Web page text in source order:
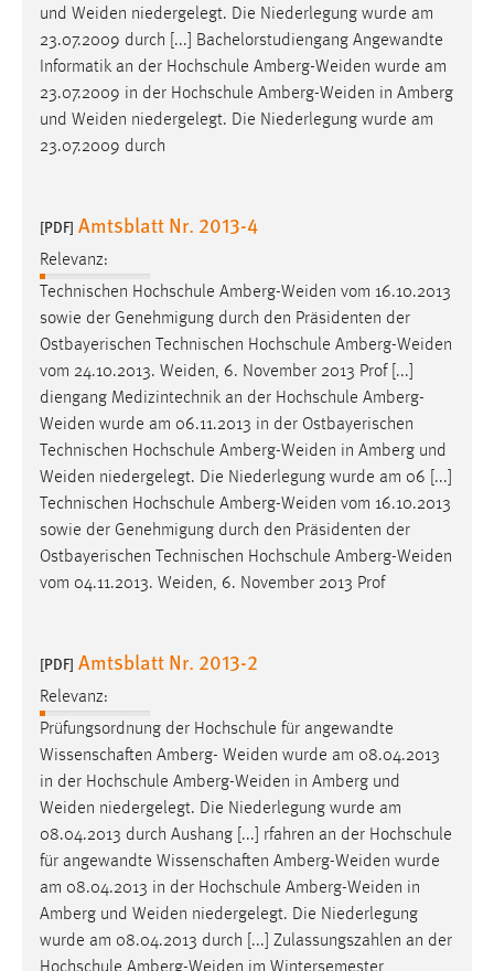
und Weiden niedergelegt. Die Niederlegung wurde am
23.07.2009 durch [...] Bachelorstudiengang Angewandte
Informatik an der Hochschule Amberg-Weiden wurde am
23.07.2009 in der Hochschule Amberg-Weiden in Amberg
und Weiden niedergelegt. Die Niederlegung wurde am
23.07.2009 durch
[PDF] Amtsblatt Nr. 2013-4
Relevanz:
Technischen Hochschule Amberg-Weiden vom 16.10.2013
sowie der Genehmigung durch den Präsidenten der
Ostbayerischen Technischen Hochschule Amberg-Weiden
vom 24.10.2013. Weiden, 6. November 2013 Prof [...]
diengang Medizintechnik an der Hochschule Amberg-
Weiden wurde am 06.11.2013 in der Ostbayerischen
Technischen Hochschule Amberg-Weiden in Amberg und
Weiden niedergelegt. Die Niederlegung wurde am 06 [...]
Technischen Hochschule Amberg-Weiden vom 16.10.2013
sowie der Genehmigung durch den Präsidenten der
Ostbayerischen Technischen Hochschule Amberg-Weiden
vom 04.11.2013. Weiden, 6. November 2013 Prof
[PDF] Amtsblatt Nr. 2013-2
Relevanz:
Prüfungsordnung der Hochschule für angewandte
Wissenschaften Amberg- Weiden wurde am 08.04.2013
in der Hochschule Amberg-Weiden in Amberg und
Weiden niedergelegt. Die Niederlegung wurde am
08.04.2013 durch Aushang [...] rfahren an der Hochschule
für angewandte Wissenschaften Amberg-Weiden wurde
am 08.04.2013 in der Hochschule Amberg-Weiden in
Amberg und Weiden niedergelegt. Die Niederlegung
wurde am 08.04.2013 durch [...] Zulassungszahlen an der